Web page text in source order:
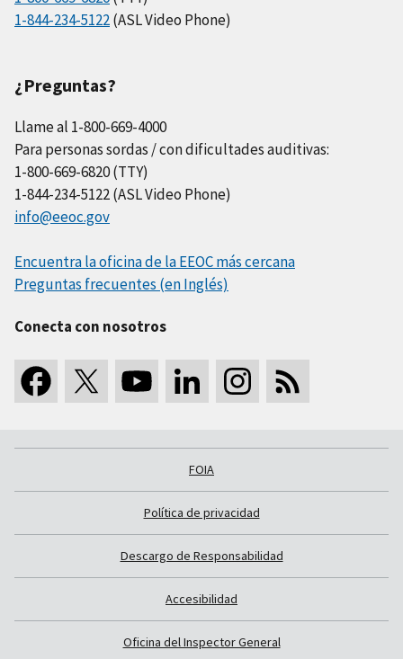
1-844-234-5122(ASL Video Phone)
¿Preguntas?
Llame al 1-800-669-4000
Para personas sordas / con dificultades auditivas:
1-800-669-6820 (TTY)
1-844-234-5122 (ASL Video Phone)
info@eeoc.gov
Encuentra la oficina de la EEOC más cercana
Preguntas frecuentes (en Inglés)
Conecta con nosotros
FOIA
Política de privacidad
Descargo de Responsabilidad
Accesibilidad
Oficina del Inspector General